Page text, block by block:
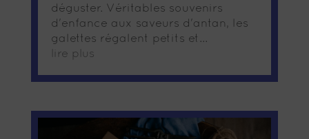
déguster. Véritables souvenirs
d'enfance aux saveurs d'antan, les
galettes régalent petits et...
lire plus